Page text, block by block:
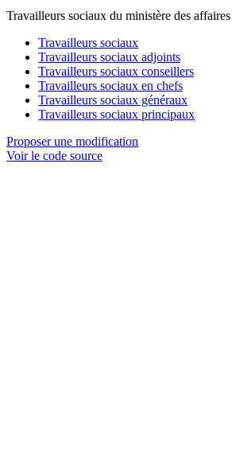
Travailleurs sociaux du ministère des
Travailleurs sociaux
Travailleurs sociaux adjoints
Travailleurs sociaux conseillers
Travailleurs sociaux en chefs
Travailleurs sociaux généraux
Travailleurs sociaux principaux
Proposer une modification
Voir le code source